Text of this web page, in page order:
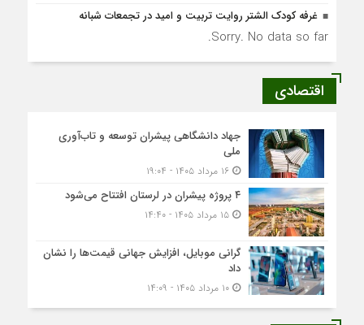
غرفه کودک الشتر روایت تربیت و امید در تجمعات شبانه
Sorry. No data so far.
اقتصادی
جهاد دانشگاهی پیشران توسعه و تاب‌آوری
ملی
۱۶ مرداد ۱۴۰۵ - ۱۹:۰۴
۴ پروژه پیشران در لرستان افتتاح می‌شود
۱۵ مرداد ۱۴۰۵ - ۱۴:۴۰
گرانی موبایل، افزایش جهانی قیمت‌ها را نشان
داد
۱۰ مرداد ۱۴۰۵ - ۱۴:۰۹